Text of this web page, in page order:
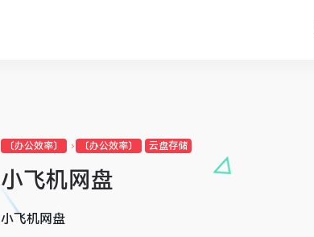
〔办公效率〕 〔办公效率〕 云盘存储
小飞机网盘
小飞机网盘